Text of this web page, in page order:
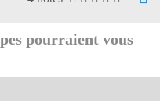
avec en fond sonore les
pourraient vous